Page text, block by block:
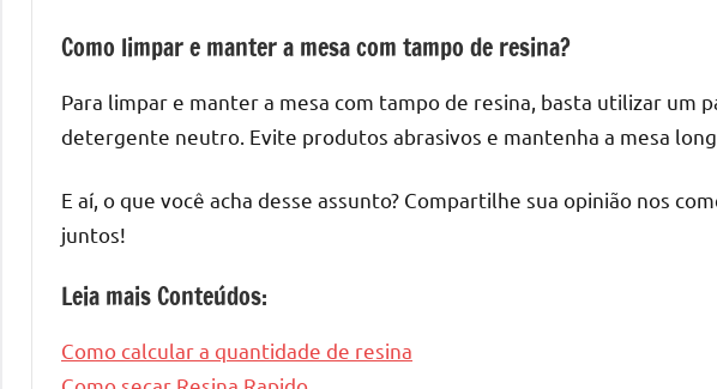
Como limpar e manter a mesa com tampo de resina?
Para limpar e manter a mesa com tampo de resina, basta utilizar um
detergente neutro. Evite produtos abrasivos e mantenha a mesa
E aí, o que você acha desse assunto? Compartilhe sua opinião nos
juntos!
Leia mais Conteúdos:
Como calcular a quantidade de resina